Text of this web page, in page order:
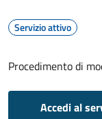
Servizio attivo
Procedimento di
Accedi al